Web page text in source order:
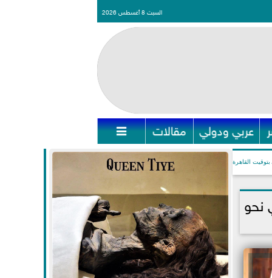
السبت 8 أغسطس 2026
عربي ودولي مقالات 
بتوقيت القاهرة
نحو